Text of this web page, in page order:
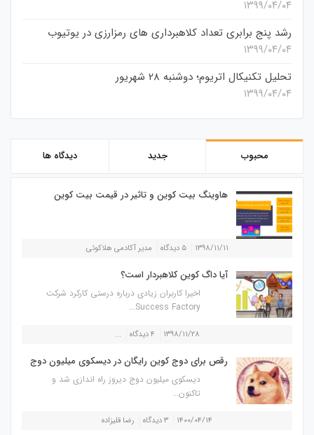
۱۳۹۹/۰۴/۰۴
رشد پنج برابری تعداد کلاهبرداری های رمزارزی در یوتیوب
۱۳۹۹/۰۴/۰۴
تحلیل تکنیکال اتریوم؛ دوشنبه 28 شهریور
۱۳۹۹/۰۴/۰۴
محبوب جدید دیدگاه ها
هاوینگ بیت کوین و تاثیر در قیمت بیت کوین
۱۳۹۸/۱۱/۱۱ ۵ دیدگاه مدیر آکادمی هلاکوئی
آیا داگ کوین کلاهبردار است؟
اخیرا کاربران زیادی درباره درستی کارکرد شرکت
Success Factory...
۱۳۹۸/۱۱/۲۸ ۴ دیدگاه ...
رقص برای دوج کوین رایگان در دیسکوی میلیون دوج
دیسکوی میلیون دوج دیروز راه اندازی شد و
تاکنون...
۱۴۰۰/۰۴/۱۴ ۳ دیدگاه رضا قلیزاده